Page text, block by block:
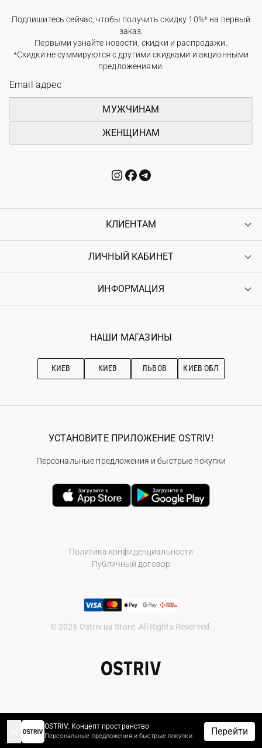
Подпишитесь сейчас, чтобы получить скидку 10%* на первый
заказ.
Первыми узнайте новости, скидки и распродажи.
*Скидки не суммируются с другими скидками и акционными
предложениями.
МУЖЧИНАМ
ЖЕНЩИНАМ
КЛИЕНТАМ
Контакты
Возврат
Гарантия
ЛИЧНЫЙ КАБИНЕТ
Войти
Ostriv Club+
ИНФОРМАЦИЯ
Наши магазини
Рекомендации по уходу
НАШИ МАГАЗИНЫ
КИЕВ КИЕВ ЛЬВОВ КИЕВ ОБЛ
Политика конфиденциальности
Публичный договор
© 2026 Ostriv.ua Store. All Rights Reserved.
УСТАНОВИТЕ ПРИЛОЖЕНИЕ OSTRIV!
Персональные предложения и быстрые покупки
OSTRIV. Концепт пространство
Персональные предложения и быстрые покупки Перейти